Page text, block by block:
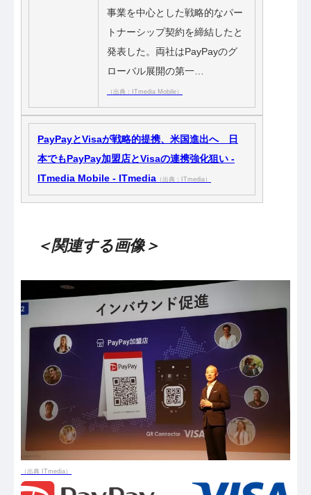
事業を中心とした戦略的なパー
トナーシップ契約を締結したと
発表した。両社はPayPayのグ
ローバル展開の第一…
（出典：ITmedia Mobile）
PayPayとVisaが戦略的提携、米国進出へ 日
本でもPayPay加盟店とVisaの連携強化狙い -
ITmedia Mobile - ITmedia （出典：ITmedia）
＜関連する画像＞
（出典 ITmedia）